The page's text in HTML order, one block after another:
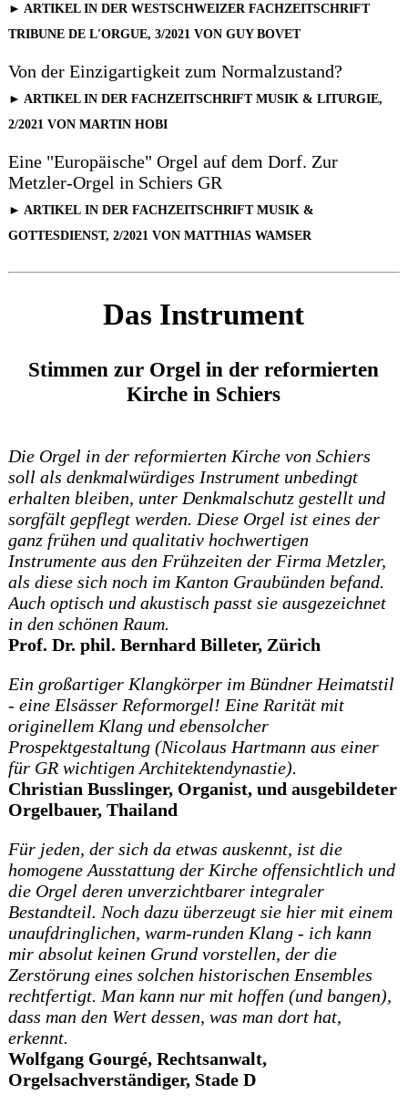
► ARTIKEL IN DER WESTSCHWEIZER FACHZEITSCHRIFT
TRIBUNE DE L'ORGUE, 3/2021 VON GUY BOVET
Von der Einzigartigkeit zum Normalzustand?
► ARTIKEL IN DER FACHZEITSCHRIFT MUSIK & LITURGIE,
2/2021 VON MARTIN HOBI
Eine "Europäische" Orgel auf dem Dorf. Zur
Metzler-Orgel in Schiers GR
► ARTIKEL IN DER FACHZEITSCHRIFT MUSIK &
GOTTESDIENST, 2/2021 VON MATTHIAS WAMSER
Das Instrument
Stimmen zur Orgel in der reformierten
Kirche in Schiers
Die Orgel in der reformierten Kirche von Schiers
soll als denkmalwürdiges Instrument unbedingt
erhalten bleiben, unter Denkmalschutz gestellt und
sorgfält gepflegt werden. Diese Orgel ist eines der
ganz frühen und qualitativ hochwertigen
Instrumente aus den Frühzeiten der Firma Metzler,
als diese sich noch im Kanton Graubünden befand.
Auch optisch und akustisch passt sie ausgezeichnet
in den schönen Raum.
Prof. Dr. phil. Bernhard Billeter, Zürich
Ein großartiger Klangkörper im Bündner Heimatstil
- eine Elsässer Reformorgel! Eine Rarität mit
originellem Klang und ebensolcher
Prospektgestaltung (Nicolaus Hartmann aus einer
für GR wichtigen Architektendynastie).
Christian Busslinger, Organist, und ausgebildeter
Orgelbauer, Thailand
Fürjeden, der sich da etwas auskennt, ist die
homogene Ausstattung der Kirche offensichtlich und
die Orgel deren unverzichtbarer integraler
Bestandteil. Noch dazu überzeugt sie hier mit einem
unaufdringlichen, warm-runden Klang - ich kann
mir absolut keinen Grund vorstellen, der die
Zerstörung eines solchen historischen Ensembles
rechtfertigt. Man kann nur mit hoffen (und bangen),
dass man den Wert dessen, was man dort hat,
erkennt.
Wolfgang Gourgé, Rechtsanwalt,
Orgelsachverständiger, Stade D